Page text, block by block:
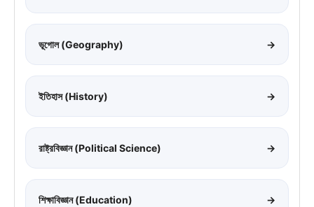
ভূগোল (Geography) →
ইতিহাস (History) →
রাষ্ট্রবিজ্ঞান (Political Science) →
শিক্ষাবিজ্ঞান (Education) →